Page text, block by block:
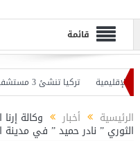
قائمة
تركيا تنشئ 3 مستشفيات في مناطق درع الفرات بسوريا
الرئيسية أخبار وكالة
الثوري ” نادر حميد ” في مدينة